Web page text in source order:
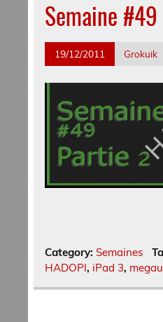
Semaine
19/12/2011 Grokuik
Category: Semaines
HADOPI, iPad 3,